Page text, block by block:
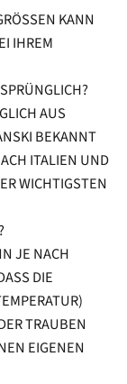
KANN V
H
AUS
BEKANNT
ITALIEN UND
WICHTIGSTEN
JE NACH
DIE
TRAUBEN H
EIGENEN C